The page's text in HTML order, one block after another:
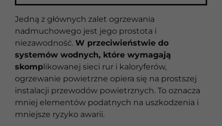
Jedną z głównych zalet ogrzewania
nadmuchowego jest jego prostota i
niezawodność. W przeciwieństwie do
systemów wodnych, które wymagają
skomplikowanej sieci rur i kaloryferów,
ogrzewanie powietrzne opiera się na prostszej
instalacji przewodów powietrznych. To oznacza
mniej elementów podatnych na uszkodzenia i
mniejsze ryzyko awarii.